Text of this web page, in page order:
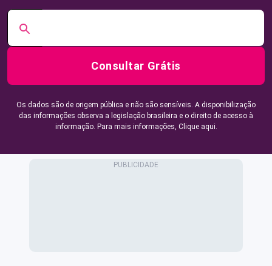
Consultar Grátis
Os dados são de origem pública e não são sensíveis. A disponibilização
das informações observa a legislação brasileira e o direito de acesso à
informação. Para mais informações, Clique aqui.